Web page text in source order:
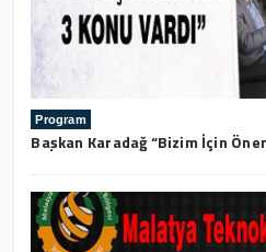
Program
Başkan Karadağ “Bizim İçin